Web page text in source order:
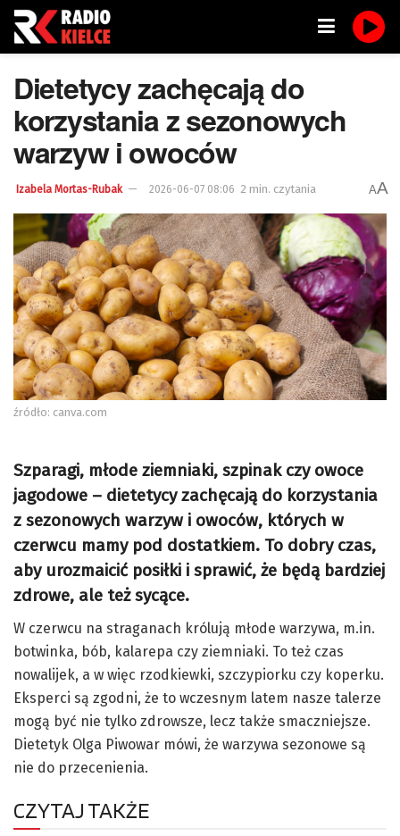
Dietetycy zachęcają do
korzystania z sezonowych
warzyw i owoców
Izabela Mortas-Rubak 2026-06-07 08:06 2 min. czytania AA
źródło: canva.com
Szparagi, młode ziemniaki, szpinak czy owoce
jagodowe – dietetycy zachęcają do korzystania
z sezonowych warzyw i owoców, których w
czerwcu mamy pod dostatkiem. To dobry czas,
aby urozmaicić posiłki i sprawić, że będą bardziej
zdrowe, ale też sycące.
W czerwcu na straganach królują młode warzywa, m.in.
botwinka, bób, kalarepa czy ziemniaki. To też czas
nowalijek, a w więc rzodkiewki, szczypiorku czy koperku.
Eksperci są zgodni, że to wczesnym latem nasze talerze
mogą być nie tylko zdrowsze, lecz także smaczniejsze.
Dietetyk Olga Piwowar mówi, że warzywa sezonowe są
nie do przecenienia.
CZYTAJ TAKŻE